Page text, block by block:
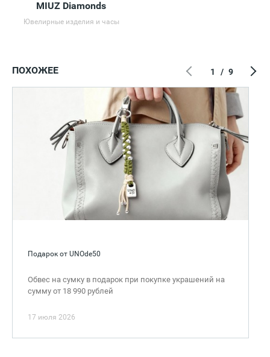
MIUZ Diamonds
Ювелирные изделия и часы
ПОХОЖЕЕ
Подарок от UNOde50
Обвес на сумку в подарок при покупке украшений на
сумму от 18 990 рублей
17 июля 2026
1 / 9